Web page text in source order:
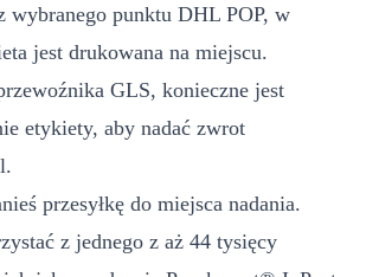
wybranego punktu DHL POP, w
jest drukowana na miejscu.
GLS, konieczne jest
etykiety, aby nadać zwrot
przesyłkę do miejsca nadania.
z jednego z aż 44 tysięcy